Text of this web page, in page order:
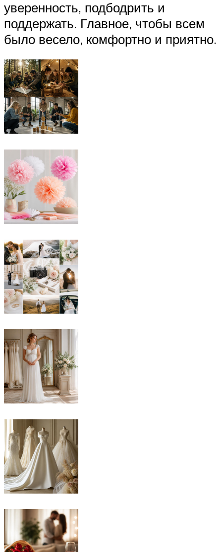
уверенность, подбодрить и
поддержать. Главное, чтобы всем
было весело, комфортно и приятно.